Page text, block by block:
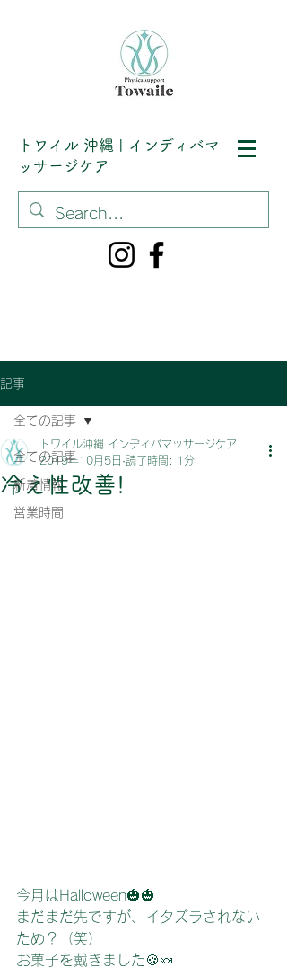
トワイル 沖縄 | インディバマ
ッサージケア
記事
全ての記事
新着情報
営業時間
全ての記事
冷え性改善!
トワイル沖縄 インディバマッサージケア
2019年10月5日 読了時間: 1分
今月はHalloween🎃🎃
まだまだ先ですが、イタズラされない
ため？（笑）
お菓子を戴きました🍪🍬